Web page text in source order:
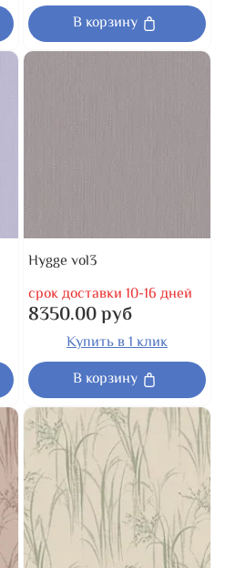
В корзину
Hygge vol3
срок доставки 10-16 дней
8350.00 руб
Купить в 1 клик
В корзину